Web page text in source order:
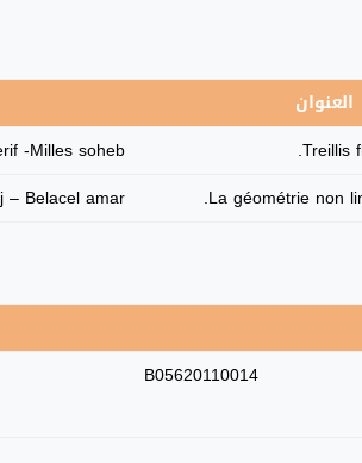
العنوان
Treillis
-Milles soheb –
La géométrie non
– Belacel amar
B05620110014